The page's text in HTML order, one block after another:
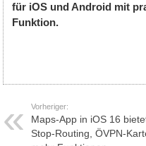
für iOS und Android mit
Funktion.
Vorheriger:
Maps-App in iOS 16
Stop-Routing, ÖVPN-